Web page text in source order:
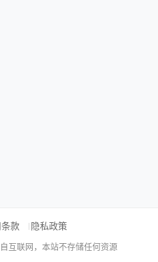
款 隐私政策
互联网，本站不存储任何资源